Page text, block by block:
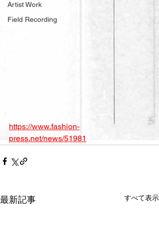
Artist Work
Field Recording
https://www.fashion-
press.net/news/51981
最新記事 すべて表示